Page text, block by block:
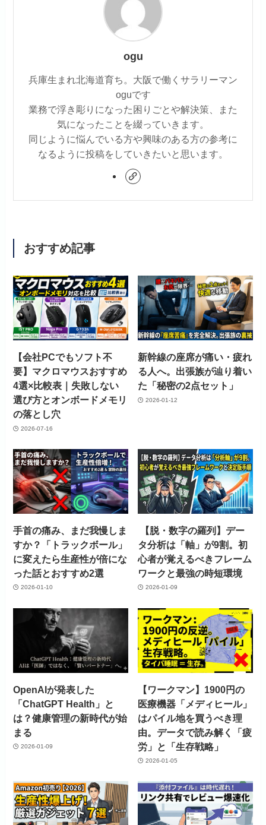
ogu
兵庫生まれ北海道育ち。大阪で働くサラリーマン
oguです
業務で浮き彫りになった困りごとや解決策、また
気になったことを綴っていきます。
同じように悩んでいる方や興味のある方の参考に
なるように投稿をしていきたいと思います。
おすすめ記事
【会社PCでもソフト不
要】マクロマウスおすすめ
4選×比較表｜失敗しない
選び方とオンボードメモリ
の落とし穴
2026-07-16
新幹線の座席が痛い・疲れ
る人へ。出張族が辿り着い
た「秘密の2点セット」
2026-01-12
手首の痛み、まだ我慢しま
すか？「トラックボール」
に変えたら生産性が倍にな
った話とおすすめ2選
2026-01-10
【脱・数字の羅列】デー
タ分析は「軸」が9割。初
心者が覚えるべきフレーム
ワークと最強の時短環境
2026-01-09
OpenAIが発表した
「ChatGPT Health」と
は？健康管理の新時代が始
まる
2026-01-09
【ワークマン】1900円の
医療機器「メディヒール」
はパイル地を買うべき理
由。データで読み解く「疲
労」と「生存戦略」
2026-01-05